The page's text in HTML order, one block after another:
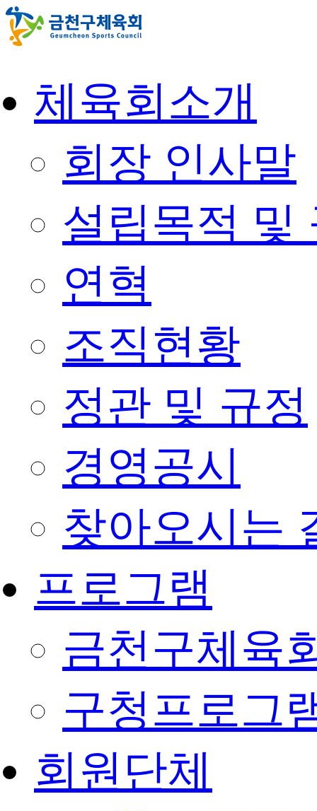
콘
텐
츠
뛰
체육회소개
회장 인사말
설립목적 및
연혁
조직현황
정관 및 규정
경영공시
찾아오시는
프로그램
금천구체육
구청프로그
회원단체